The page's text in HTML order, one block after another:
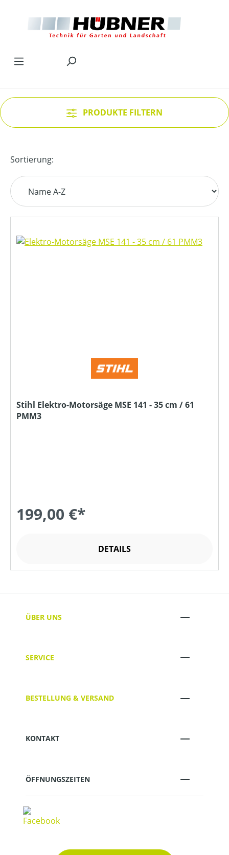
PRODUKTE FILTERN
Sortierung:
Stihl Elektro-Motorsäge MSE 141 - 35 cm / 61
PMM3
199,00 €*
DETAILS
ÜBER UNS
SERVICE
BESTELLUNG & VERSAND
KONTAKT
ÖFFNUNGSZEITEN